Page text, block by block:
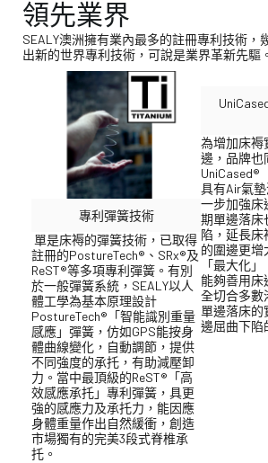
領先業界
SEALY澳洲擁有業內最多的註冊專利技術，
出新的世界專利技術，可說是業界革新先驅。
專利彈簧技術
單是床褥的彈簧技術，已取得
註冊的PostureTech®、SRx®及
ReST®等多項專利彈簧。有別
於一般彈簧系統，SEALY以人
體工學為基本原理設計
PostureTech®「智能識別重量
感應」彈簧，仿如GPS能按身
體曲線變化，自動調節，提供
不同強度的承托，有助減壓卸
力。當中最頂級的ReST®「高
效感應承托」專利彈簧，具更
強的感應力及承托力，能因應
身體重量作出自然緩衝，創造
市場獨有的完美3段式脊椎承
托。
為增加床褥
邊，品牌也
UniCased®
具有Air氣
一步加強床
期單邊落床
陷，延長床
的圍邊更增
「最大化
能夠善用床
全切合多數
單邊落床的
邊屈曲下陷